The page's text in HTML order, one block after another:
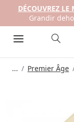
DÉCOUVREZ
Grandir
... Premier Âge